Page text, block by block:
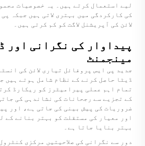
لیے استعمال کرتے ہیں۔ یہ خصوصیات
کی کارکردگی میں بہتری لاتی ہیں جبکہ
لائن کی آپریشنل لاگت کو کم کرتی ہیں۔
پیداوار کی نگرانی اور
مینجمنٹ
جدید پی ایس پروفائل تیاری لائن کی
ڈیٹا حاصل کرنے کے نظام شامل ہوتے ہیں
تمام اہم عملی پیرامیٹرز کو ریکارڈ
کے تجزیے سے رجحانات کی نشاندہی کی
ضروریات کی پیش بینی کی جاتی ہے، اور
اور معیار کی مستقلت کو بہتر بنانے کے
بہتر بنایا جاتا ہے۔
دور سے نگرانی کی صلاحیتیں مرکزی